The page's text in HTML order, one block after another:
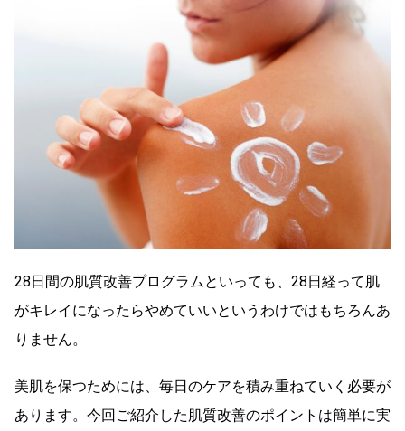
28日間の肌質改善プログラムといっても、28日経って肌
がキレイになったらやめていいというわけではもちろんあ
りません。
美肌を保つためには、毎日のケアを積み重ねていく必要が
あります。今回ご紹介した肌質改善のポイントは簡単に実